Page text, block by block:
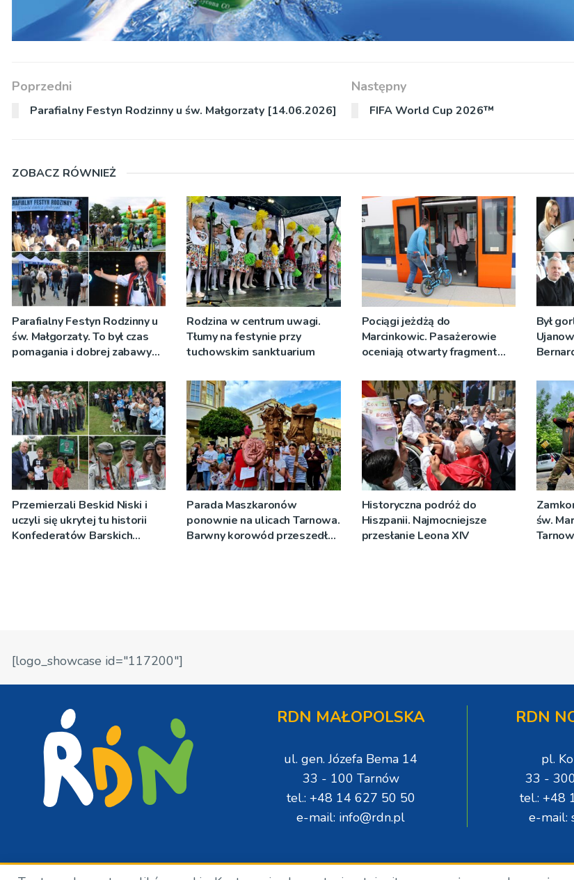
Poprzedni
Parafialny Festyn Rodzinny u św. Małgorzaty [14.06.2026]
Następny
FIFA World Cup 2026™
ZOBACZ RÓWNIEŻ
Parafialny Festyn Rodzinny u
św. Małgorzaty. To był czas
pomagania i dobrej zabawy
Rodzina w centrum uwagi.
Tłumy na festynie przy
tuchowskim sanktuarium
Pociągi jeżdżą do
Marcinkowic. Pasażerowie
oceniają otwarty fragment
[ZDJĘCIA]
Był
Przemierzali Beskid Niski i
uczyli się ukrytej tu historii
Konfederatów Barskich
Parada Maszkaronów
ponownie na ulicach Tarnowa.
Barwny korowód przeszedł
Historyczna podróż do
Hiszpanii. Najmocniejsze
przesłanie Leona XIV
św.
[logo_showcase id="117200"]
RDN MAŁOPOLSKA
ul. gen. Józefa Bema 14
33 - 100 Tarnów
tel.: +48 14 627 50 50
e-mail: info@rdn.pl
RDN
pl.
33 -
tel.: +48
e-mail: